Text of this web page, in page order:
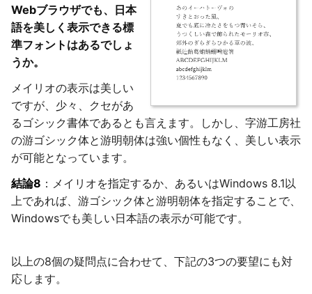
Webブラウザでも、日本
語を美しく表示できる標
準フォントはあるでしょ
うか。
メイリオの表示は美しい
ですが、少々、クセがあ
るゴシック書体であるとも言えます。しかし、字游工房社
の游ゴシック体と游明朝体は強い個性もなく、美しい表示
が可能となっています。
結論8 ：メイリオを指定するか、あるいはWindows 8.1以
上であれば、游ゴシック体と游明朝体を指定することで、
Windowsでも美しい日本語の表示が可能です。
以上の8個の疑問点に合わせて、下記の3つの要望にも対
応します。